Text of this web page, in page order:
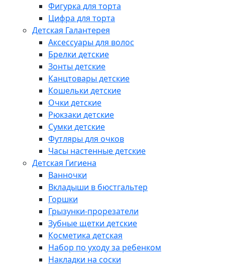
Фигурка для торта
Цифра для торта
Детская Галантерея
Аксессуары для волос
Брелки детские
Зонты детские
Канцтовары детские
Кошельки детские
Очки детские
Рюкзаки детские
Сумки детские
Футляры для очков
Часы настенные детские
Детская Гигиена
Ванночки
Вкладыши в бюстгальтер
Горшки
Грызунки-прорезатели
Зубные щетки детские
Косметика детская
Набор по уходу за ребенком
Накладки на соски